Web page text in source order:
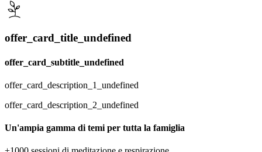
offer_card_title_undefined
offer_card_subtitle_undefined
offer_card_description_1_undefined
offer_card_description_2_undefined
Un'ampia gamma di temi per tutta la famiglia